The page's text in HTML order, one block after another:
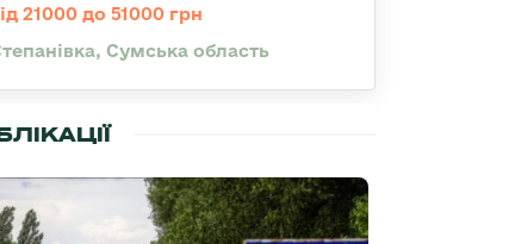
21000 до 51000 грн
Сумська область